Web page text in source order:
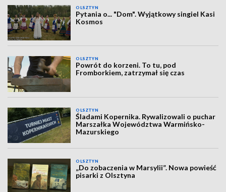
OLSZTYN
Pytania o... "Dom". Wyjątkowy singiel Kasi
Kosmos
OLSZTYN
Powrót do korzeni. To tu, pod
Fromborkiem, zatrzymał się czas
OLSZTYN
Śladami Kopernika. Rywalizowali o puchar
Marszałka Województwa Warmińsko-
Mazurskiego
OLSZTYN
„Do zobaczenia w Marsylii”. Nowa powieść
pisarki z Olsztyna